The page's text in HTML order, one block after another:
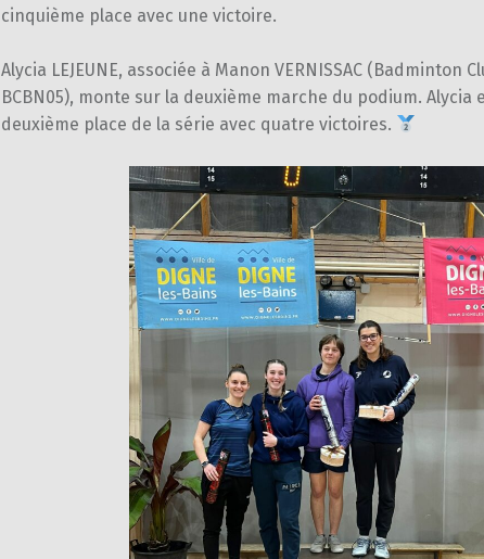
cinquième place avec une victoire.
Alycia LEJEUNE, associée à Manon VERNISSAC (Badminton
BCBN05), monte sur la deuxième marche du podium.
deuxième place de la série avec quatre victoires.